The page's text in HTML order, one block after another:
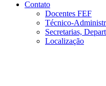
Contato
Docentes FEF
Técnico-
Secretarias,
Localização